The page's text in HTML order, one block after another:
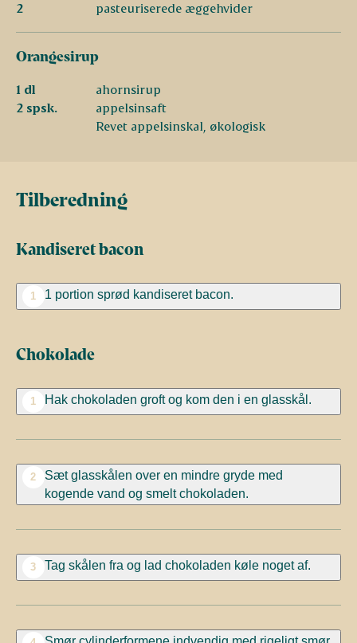
2
pasteuriserede æggehvider
Orangesirup
1 dl
ahornsirup
2 spsk.
appelsinsaft
Revet appelsinskal, økologisk
Tilberedning
Kandiseret bacon
1 1 portion sprød kandiseret bacon.
Chokolade
1 Hak chokoladen groft og kom den i en glasskål.
2
Sæt glasskålen over en mindre gryde med
kogende vand og smelt chokoladen.
3 Tag skålen fra og lad chokoladen køle noget af.